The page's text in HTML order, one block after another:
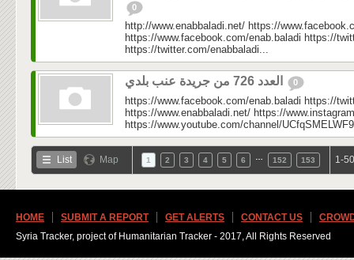
0
http://www.enabbaladi.net/ https://
https://www.facebook.com/enab.baladi https://
https://twitter.com/enabbaladi...
0
https://www.facebook.com/enab.baladi https://
https://www.enabbaladi.net/ https://
https://www.youtube.com/channel/
List Map 1 2 3 4 5 6 152 153 1-
HOME SUBMIT A REPORT GET ALERTS CONTACT US
Syria Tracker, project of Humanitarian Tracker - 2017, All Rights Reserved